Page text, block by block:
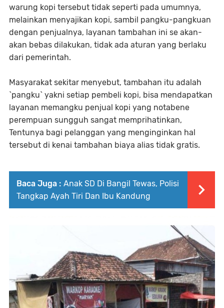
warung kopi tersebut tidak seperti pada umumnya,
melainkan menyajikan kopi, sambil pangku-pangkuan
dengan penjualnya, layanan tambahan ini se akan-
akan bebas dilakukan, tidak ada aturan yang berlaku
dari pemerintah.
Masyarakat sekitar menyebut, tambahan itu adalah
`pangku` yakni setiap pembeli kopi, bisa mendapatkan
layanan memangku penjual kopi yang notabene
perempuan sungguh sangat memprihatinkan,
Tentunya bagi pelanggan yang menginginkan hal
tersebut di kenai tambahan biaya alias tidak gratis.
Baca Juga : Anak SD Di Bangil Tewas, Polisi
Tangkap Ayah Tiri Dan Ibu Kandung